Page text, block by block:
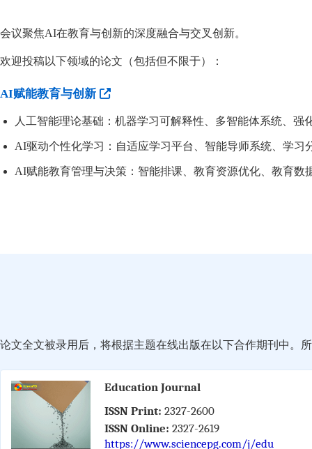
会议聚焦AI在教育与创新的深度融合与交叉创新。
欢迎投稿以下领域的论文（包括但不限于）：
AI赋能教育与创新
人工智能理论基础：机器学习可解释性、多智能体系统、强
AI驱动个性化学习：自适应学习平台、智能导师系统、学习
AI赋能教育管理与决策：智能排课、教育资源优化、教育数
论文全文被录用后，将根据主题在线出版在以下合作期刊中。
Education Journal
ISSN Print: 2327-2600
ISSN Online: 2327-2619
https://www.sciencepg.com/j/edu